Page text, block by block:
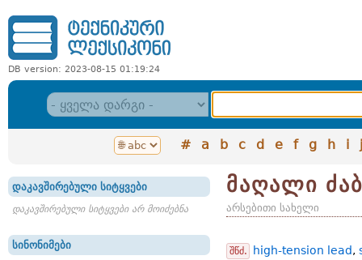
DB version: 2023-08-15 01:19:24
# a b c d e f g h i j
დაკავშირებული სიტყვები
დაკავშირებული სიტყვები არ მოიძებნა
სინონიმები
მაღალი
არსებითი სახელი
შწძ. high-tension lead,